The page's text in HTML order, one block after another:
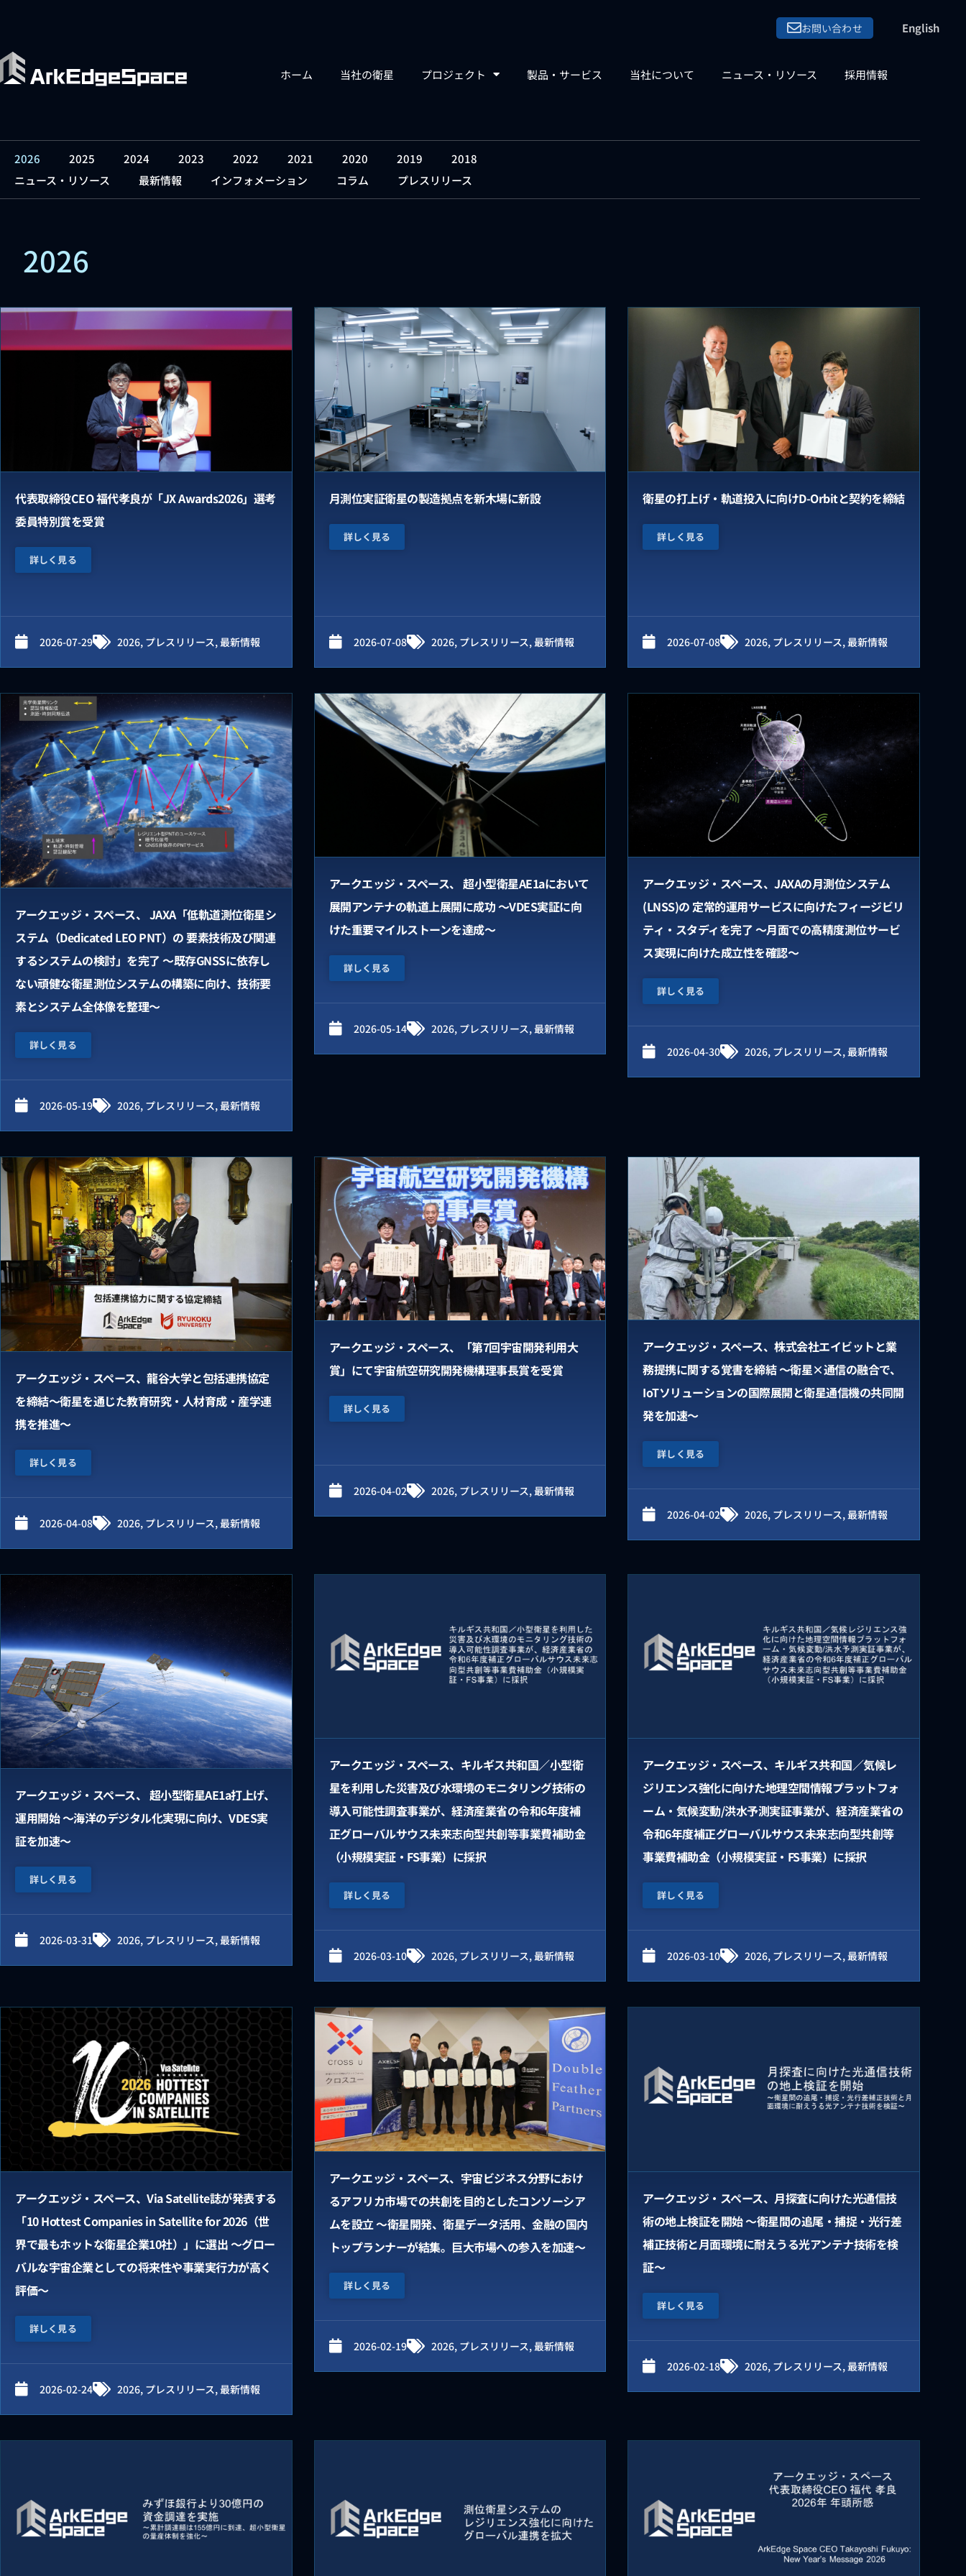
お問い合わせ English
ホーム 当社の衛星 プロジェクト 製品・サービス 当社について ニュース・リソース 採用情報
2026 2025 2024 2023 2022 2021 2020 2019
2018
ニュース・リソース
最新情報 インフォメーション コラム プレスリリース
2026
代表取締役CEO 福代孝良が「JX Awards2026」選考
委員特別賞を受賞
詳しく見る
2026-07-29 2026, プレスリリース,最新情報
月測位実証衛星の製造拠点を新木場に新設
詳しく見る
2026-07-08 2026, プレスリリース,最新情報
衛星の打上げ・軌道投入に向けD-Orbitと契約を締結
詳しく見る
2026-07-08 2026, プレスリリース,最新情報
アークエッジ・スペース、 JAXA「低軌道測位衛星シ
ステム（Dedicated LEO PNT）の 要素技術及び関連
するシステムの検討」を完了 ～既存GNSSに依存し
ない頑健な衛星測位システムの構築に向け、技術要
素とシステム全体像を整理～
詳しく見る
2026-05-19 2026, プレスリリース,最新情報
アークエッジ・スペース、 超小型衛星AE1aにおいて
展開アンテナの軌道上展開に成功 〜VDES実証に向
けた重要マイルストーンを達成〜
詳しく見る
2026-05-14 2026, プレスリリース,最新情報
アークエッジ・スペース、JAXAの月測位システム
(LNSS)の 定常的運用サービスに向けたフィージビリ
ティ・スタディを完了 ～月面での高精度測位サービ
ス実現に向けた成立性を確認～
詳しく見る
2026-04-30 2026, プレスリリース,最新情報
アークエッジ・スペース、龍谷大学と包括連携協定
を締結～衛星を通じた教育研究・人材育成・産学連
携を推進～
詳しく見る
2026-04-08 2026, プレスリリース,最新情報
アークエッジ・スペース、「第7回宇宙開発利用大
賞」にて宇宙航空研究開発機構理事長賞を受賞
詳しく見る
2026-04-02 2026, プレスリリース,最新情報
アークエッジ・スペース、株式会社エイビットと業
務提携に関する覚書を締結 ～衛星×通信の融合で、
IoTソリューションの国際展開と衛星通信機の共同開
発を加速～
詳しく見る
2026-04-02 2026, プレスリリース,最新情報
アークエッジ・スペース、 超小型衛星AE1a打上げ、
運用開始 ～海洋のデジタル化実現に向け、VDES実
証を加速～
詳しく見る
2026-03-31 2026, プレスリリース,最新情報
アークエッジ・スペース、キルギス共和国／小型衛
星を利用した災害及び水環境のモニタリング技術の
導入可能性調査事業が、経済産業省の令和6年度補
正グローバルサウス未来志向型共創等事業費補助金
（小規模実証・FS事業）に採択
詳しく見る
2026-03-10 2026, プレスリリース,最新情報
アークエッジ・スペース、キルギス共和国／気候レ
ジリエンス強化に向けた地理空間情報プラットフォ
ーム・気候変動/洪水予測実証事業が、経済産業省の
令和6年度補正グローバルサウス未来志向型共創等
事業費補助金（小規模実証・FS事業）に採択
詳しく見る
2026-03-10 2026, プレスリリース,最新情報
アークエッジ・スペース、Via Satellite誌が発表する
「10 Hottest Companies in Satellite for 2026（世
界で最もホットな衛星企業10社）」に選出 〜グロー
バルな宇宙企業としての将来性や事業実行力が高く
評価〜
詳しく見る
2026-02-24 2026, プレスリリース,最新情報
アークエッジ・スペース、宇宙ビジネス分野におけ
るアフリカ市場での共創を目的としたコンソーシア
ムを設立 〜衛星開発、衛星データ活用、金融の国内
トップランナーが結集。巨大市場への参入を加速〜
詳しく見る
2026-02-19 2026, プレスリリース,最新情報
アークエッジ・スペース、月探査に向けた光通信技
術の地上検証を開始 ～衛星間の追尾・捕捉・光行差
補正技術と月面環境に耐えうる光アンテナ技術を検
証～
詳しく見る
2026-02-18 2026, プレスリリース,最新情報